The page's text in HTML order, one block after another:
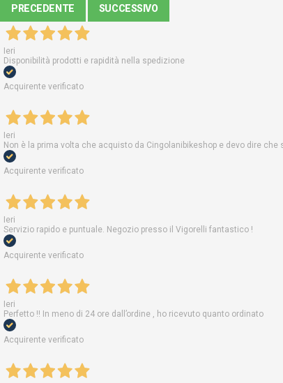
PRECEDENTE SUCCESSIVO
Ieri
Disponibilità prodotti e rapidità nella spedizione
Acquirente verificato
Ieri
Non è la prima volta che acquisto da Cingolanibikeshop e devo dire
Acquirente verificato
Ieri
Servizio rapido e puntuale. Negozio presso il Vigorelli fantastico !
Acquirente verificato
Ieri
Perfetto !! In meno di 24 ore dall’ordine , ho ricevuto quanto ordinato
Acquirente verificato